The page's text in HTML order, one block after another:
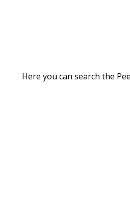
Here you can search the